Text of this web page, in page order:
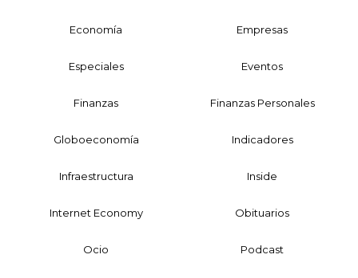
Economía Empresas
Especiales Eventos
Finanzas Finanzas Personales
Globoeconomía Indicadores
Infraestructura Inside
Internet Economy Obituarios
Ocio Podcast